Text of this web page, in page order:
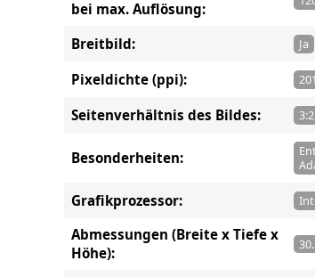
bei max. Auflösung:
Breitbild: Ja
Pixeldichte (ppi): 201
Seitenverhältnis des Bildes: 3:2
Besonderheiten:
Grafikprozessor:
Abmessungen (Breite x Tiefe x
Höhe):